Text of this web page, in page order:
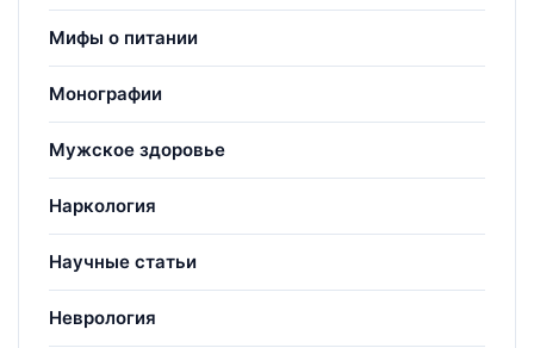
Мифы о питании
Монографии
Мужское здоровье
Наркология
Научные статьи
Неврология